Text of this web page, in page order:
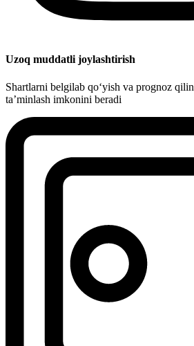
Uzoq muddatli joylashtirish
Shartlarni belgilab qo‘yish va prognoz
ta’minlash imkonini beradi